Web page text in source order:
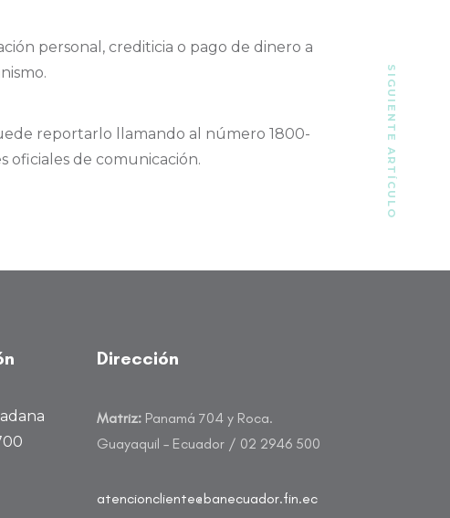
personal, crediticia o pago de dinero a
reportarlo llamando al número 1800-
oficiales de comunicación.
SIGUIENTE ARTÍCULO
Dirección
Matriz: Panamá 704 y Roca.
Guayaquil – Ecuador / 02 2946 500
atencioncliente@banecuador.fin.ec